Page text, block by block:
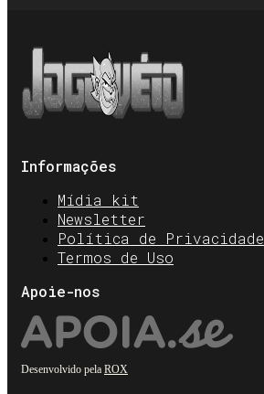
Informações
Mídia kit
Newsletter
Política de Privacidade
Termos de Uso
Apoie-nos
Desenvolvido pela ROX